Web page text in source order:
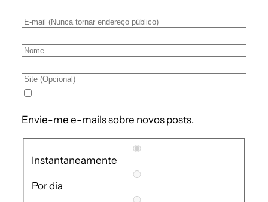
Envie-me e-mails sobre novos posts.
Instantaneamente
Por dia